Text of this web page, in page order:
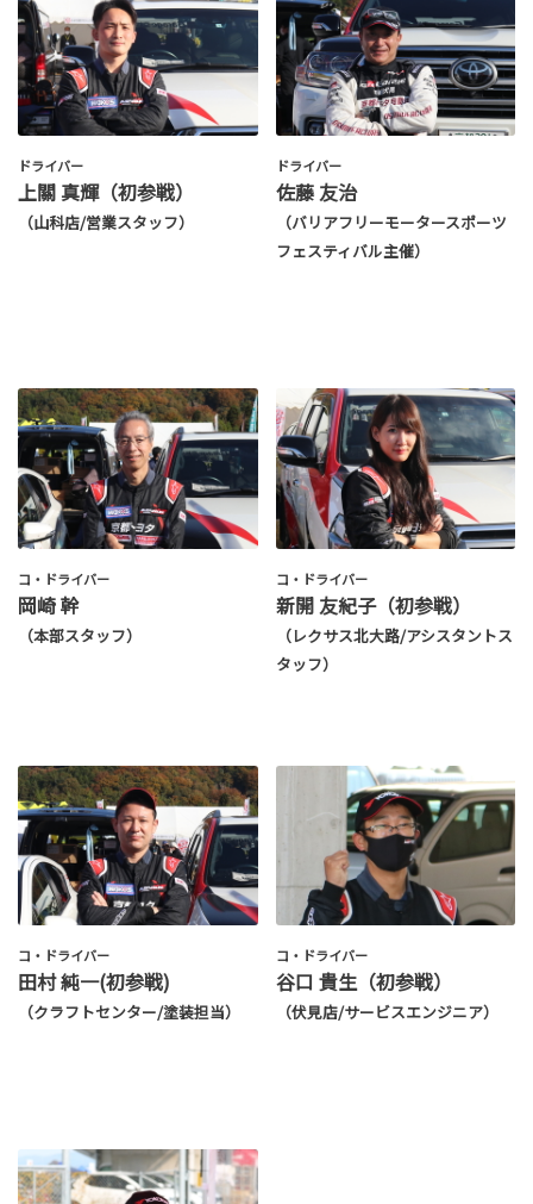
ドライバー
上關 真輝（初参戦）
（山科店/営業スタッフ）
ドライバー
佐藤 友治
（バリアフリーモータースポーツ
フェスティバル主催）
コ・ドライバー
岡崎 幹
（本部スタッフ）
コ・ドライバー
新開 友紀子（初参戦）
（レクサス北大路/アシスタントス
タッフ）
コ・ドライバー
田村 純一(初参戦)
（クラフトセンター/塗装担当）
コ・ドライバー
谷口 貴生（初参戦）
（伏見店/サービスエンジニア）